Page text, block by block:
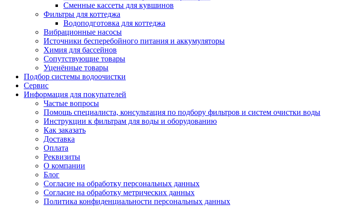
Сменные кассеты для кувшинов
Фильтры для коттеджа
Водоподготовка для коттеджа
Вибрационные насосы
Источники бесперебойного питания и аккумуляторы
Химия для бассейнов
Сопутствующие товары
Уценённые товары
Подбор системы водоочистки
Сервис
Информация для покупателей
Частые вопросы
Помощь специалиста, консультация по подбору фильтров и систем очистки воды
Инструкции к фильтрам для воды и оборудованию
Как заказать
Доставка
Оплата
Реквизиты
О компании
Блог
Согласие на обработку персональных данных
Согласие на обработку метрических данных
Политика конфиденциальности персональных данных